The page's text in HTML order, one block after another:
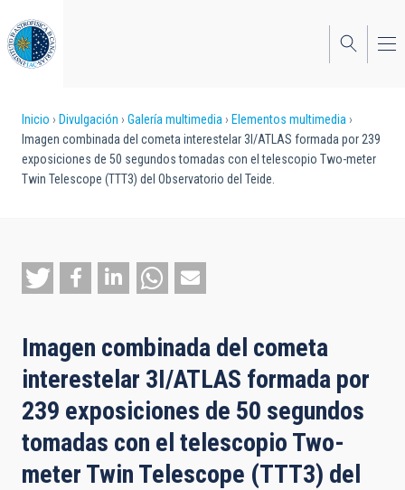
al
contenido
principal
Sobrescribir
enlaces
de
la
Inicio Divulgación Galería multimedia
Elementos multimedia
Imagen combinada del cometa interestelar 3I/ATLAS formada por 239
exposiciones de 50 segundos tomadas con el telescopio Two-meter
Twin Telescope (TTT3) del Observatorio del Teide.
Imagen combinada del cometa
interestelar 3I/ATLAS formada por
239 exposiciones de 50 segundos
tomadas con el telescopio Two-
meter Twin Telescope (TTT3) del